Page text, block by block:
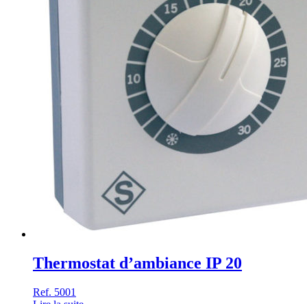
Thermostat d’ambiance IP 20
Ref. 5001